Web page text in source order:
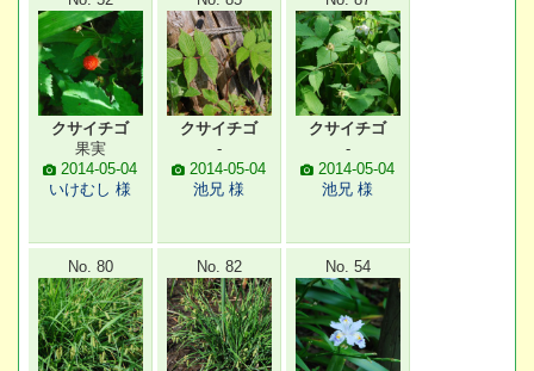
クサイチゴ
果実
2014-05-04
いけむし 様
クサイチゴ
-
2014-05-04
池兄 様
クサイチゴ
-
2014-05-04
池兄 様
No. 80 No. 82 No. 54